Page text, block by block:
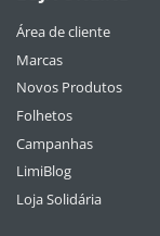
Área de cliente
Marcas
Novos Produtos
Folhetos
Campanhas
LimiBlog
Loja Solidária